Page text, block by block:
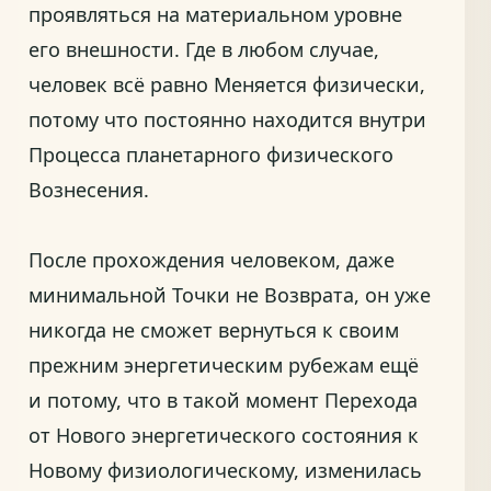
проявляться на материальном уровне
его внешности. Где в любом случае,
человек всё равно Меняется физически,
потому что постоянно находится внутри
Процесса планетарного физического
Вознесения.
После прохождения человеком, даже
минимальной Точки не Возврата, он уже
никогда не сможет вернуться к своим
прежним энергетическим рубежам ещё
и потому, что в такой момент Перехода
от Нового энергетического состояния к
Новому физиологическому, изменилась